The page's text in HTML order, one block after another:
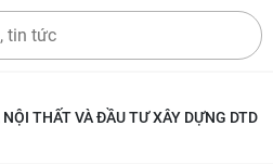
THẤT VÀ ĐẦU TƯ XÂY DỰNG DTD